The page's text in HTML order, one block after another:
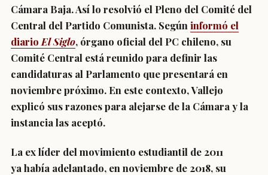
Cámara Baja. Así lo resolvió el Pleno del Comité del
Central del Partido Comunista. Según informó el
diario El Siglo, órgano oficial del PC chileno, su
Comité Central está reunido para definir las
candidaturas al Parlamento que presentará en
noviembre próximo. En este contexto, Vallejo
explicó sus razones para alejarse de la Cámara y la
instancia las aceptó.
La ex líder del movimiento estudiantil de 2011
ya había adelantado, en noviembre de 2018, su